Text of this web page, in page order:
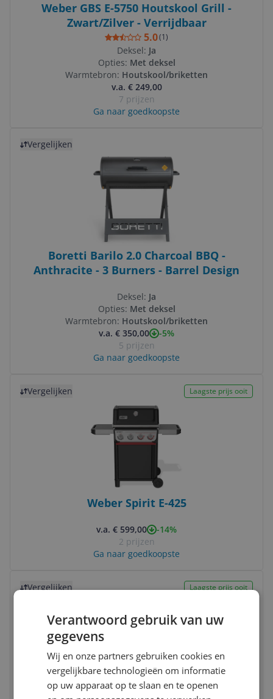
Weber GBS E-5750 Houtskool Grill -
Zwart/Zilver - Verrijdbaar
5.0(1)
Deksel: Ja
Opties: Met deksel
Warmtebron: Houtskool/briketten
v.a. € 249,00
7 prijzen
Ga naar goedkoopste
Vergelijken
Boretti Barilo 2.0 Charcoal BBQ -
Anthracite - 3 Burners - Barrel Design
Deksel: Ja
Opties: Met deksel
Warmtebron: Houtskool/briketten
v.a. € 350,00
-5%
5 prijzen
Ga naar goedkoopste
Vergelijken Laagste prijs ooit
Weber Spirit E-425
v.a. € 599,00
-14%
2 prijzen
Ga naar goedkoopste
Vergelijken Laagste prijs ooit
Verantwoord gebruik van uw
gegevens
Wij en onze partners gebruiken cookies en
vergelijkbare technologieën om informatie
op uw apparaat op te slaan en te openen